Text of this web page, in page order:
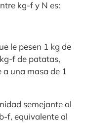
kg-f y N es:
le pesen 1 kg de
f de patatas,
una masa de 1
semejante al
f, equivalente al